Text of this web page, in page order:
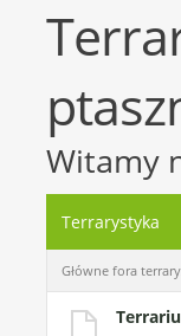
Witamy
Terrarystyka
Główne fora